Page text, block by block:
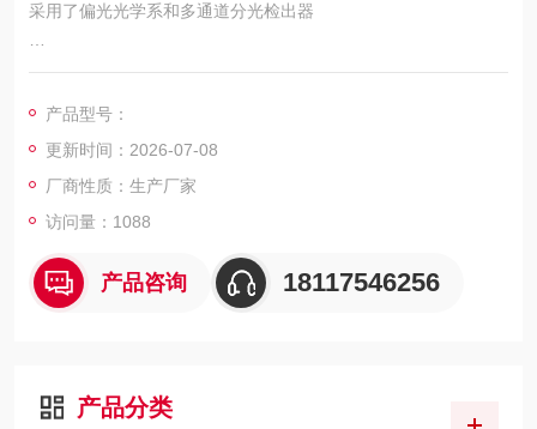
采用了偏光光学系和多通道分光检出器
有可对应各种尺寸的装置，从1mm大小的光学素子到第10代的大
安全对策和粒子对策，可对应液晶line内的检查设备
产品型号：
更新时间：2026-07-08
厂商性质：生产厂家
访问量：1088
产品咨询 18117546256
产品分类